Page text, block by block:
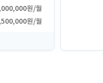
원/월
원/월